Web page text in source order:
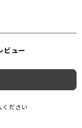
ビュー
ください